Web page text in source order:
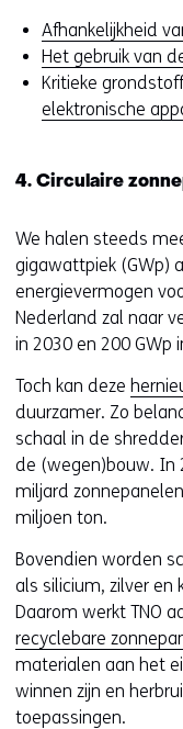
Afhankelijkheid
Het gebruik van
Kritieke
elektronische
4. Circulaire
We halen steeds
gigawattpiek (GWp)
energievermogen
Nederland zal naar
in 2030 en 200 GWp
Toch kan deze
duurzamer. Zo
schaal in de
de (wegen)bouw. In
miljard
miljoen ton.
Bovendien worden
als silicium, zilver en
Daarom werkt TNO
recyclebare
materialen aan het
winnen zijn en
toepassingen.